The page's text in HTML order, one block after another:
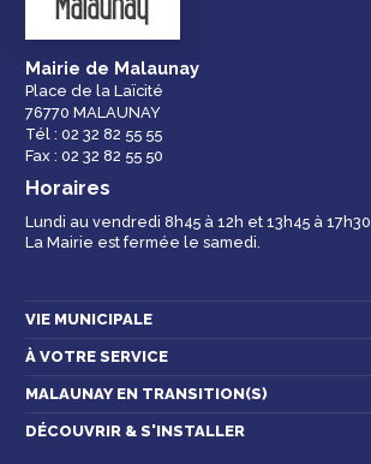
Espace famille
Mairie de Malaunay
Place de la Laïcité
76770 MALAUNAY
Tél : 02 32 82 55 55
Fax : 02 32 82 55 50
Horaires
Lundi au vendredi 8h45 à 12h et 13h45 à 17h30.
La Mairie est fermée le samedi.
VIE MUNICIPALE
À VOTRE SERVICE
MALAUNAY EN TRANSITION(S)
DÉCOUVRIR & S'INSTALLER